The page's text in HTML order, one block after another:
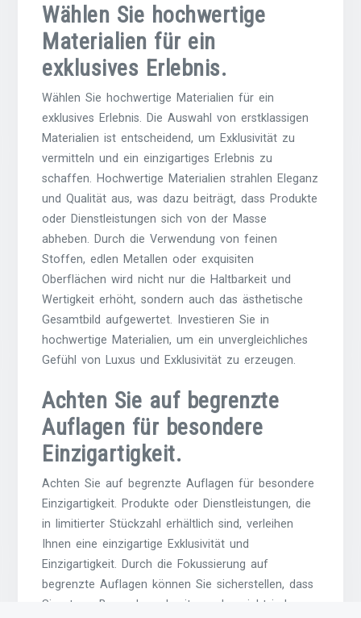
Wählen Sie hochwertige
Materialien für ein
exklusives Erlebnis.
Wählen Sie hochwertige Materialien für ein
exklusives Erlebnis. Die Auswahl von erstklassigen
Materialien ist entscheidend, um Exklusivität zu
vermitteln und ein einzigartiges Erlebnis zu
schaffen. Hochwertige Materialien strahlen Eleganz
und Qualität aus, was dazu beiträgt, dass Produkte
oder Dienstleistungen sich von der Masse
abheben. Durch die Verwendung von feinen
Stoffen, edlen Metallen oder exquisiten
Oberflächen wird nicht nur die Haltbarkeit und
Wertigkeit erhöht, sondern auch das ästhetische
Gesamtbild aufgewertet. Investieren Sie in
hochwertige Materialien, um ein unvergleichliches
Gefühl von Luxus und Exklusivität zu erzeugen.
Achten Sie auf begrenzte
Auflagen für besondere
Einzigartigkeit.
Achten Sie auf begrenzte Auflagen für besondere
Einzigartigkeit. Produkte oder Dienstleistungen, die
in limitierter Stückzahl erhältlich sind, verleihen
Ihnen eine einzigartige Exklusivität und
Einzigartigkeit. Durch die Fokussierung auf
begrenzte Auflagen können Sie sicherstellen, dass
Sie etwas Besonderes besitzen, das nicht jeder